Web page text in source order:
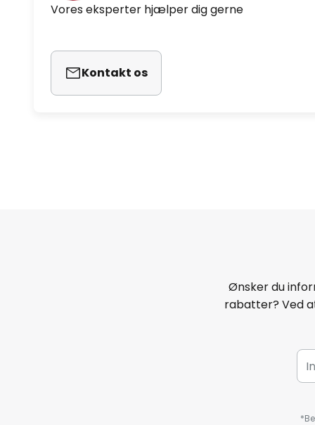
Vores eksperter hjælper dig gerne
Kontakt os
Ønsker du
rabatter? Ved